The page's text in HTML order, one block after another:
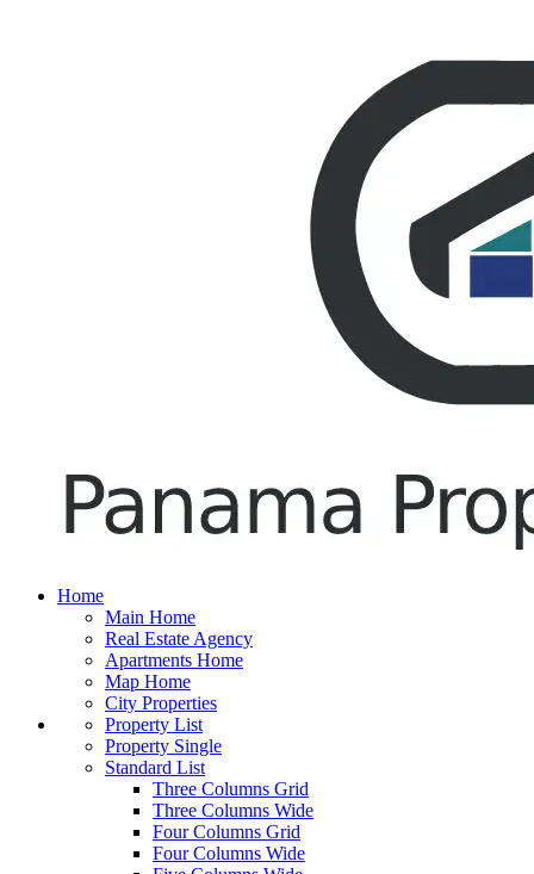
Home
Main Home
Real Estate Agency
Apartments Home
Map Home
City Properties
Property List
Property Single
Standard List
Three Columns Grid
Three Columns Wide
Four Columns Grid
Four Columns Wide